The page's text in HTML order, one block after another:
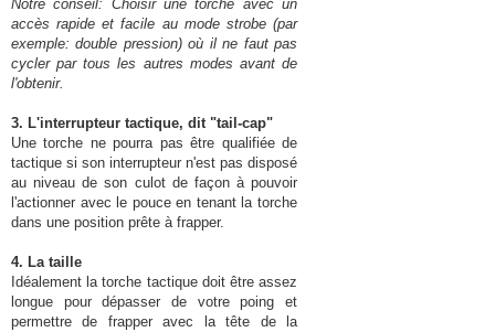
Notre conseil: Choisir une torche avec un
accès rapide et facile au mode strobe (par
exemple: double pression) où il ne faut pas
cycler par tous les autres modes avant de
l'obtenir.
3. L'interrupteur tactique, dit "tail-cap"
Une torche ne pourra pas être qualifiée de
tactique si son interrupteur n'est pas disposé
au niveau de son culot de façon à pouvoir
l'actionner avec le pouce en tenant la torche
dans une position prête à frapper.
4. La taille
Idéalement la torche tactique doit être assez
longue pour dépasser de votre poing et
permettre de frapper avec la tête de la